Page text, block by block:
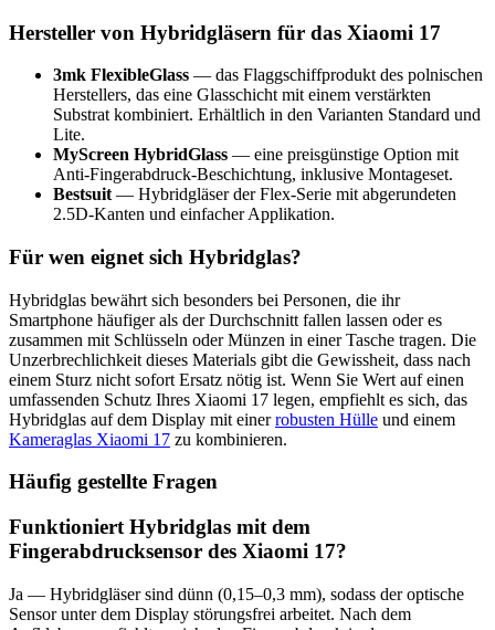
Hersteller von Hybridgläsern für das Xiaomi 17
3mk FlexibleGlass — das Flaggschiffprodukt des polnischen
Herstellers, das eine Glasschicht mit einem verstärkten
Substrat kombiniert. Erhältlich in den Varianten Standard und
Lite.
MyScreen HybridGlass — eine preisgünstige Option mit
Anti-Fingerabdruck-Beschichtung, inklusive Montageset.
Bestsuit — Hybridgläser der Flex-Serie mit abgerundeten
2.5D-Kanten und einfacher Applikation.
Für wen eignet sich Hybridglas?
Hybridglas bewährt sich besonders bei Personen, die ihr
Smartphone häufiger als der Durchschnitt fallen lassen oder es
zusammen mit Schlüsseln oder Münzen in einer Tasche tragen. Die
Unzerbrechlichkeit dieses Materials gibt die Gewissheit, dass nach
einem Sturz nicht sofort Ersatz nötig ist. Wenn Sie Wert auf einen
umfassenden Schutz Ihres Xiaomi 17 legen, empfiehlt es sich, das
Hybridglas auf dem Display mit einerrobusten Hülle und einem
Kameraglas Xiaomi 17 zu kombinieren.
Häufig gestellte Fragen
Funktioniert Hybridglas mit dem
Fingerabdrucksensor des Xiaomi 17?
Ja — Hybridgläser sind dünn (0,15–0,3 mm), sodass der optische
Sensor unter dem Display störungsfrei arbeitet. Nach dem